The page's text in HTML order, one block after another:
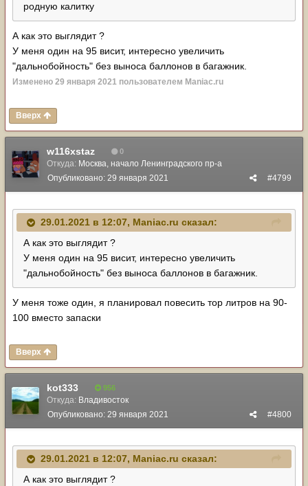
родную калитку
А как это выглядит ?
У меня один на 95 висит, интересно увеличить
"дальнобойность" без выноса баллонов в багажник.
Изменено 29 января 2021 пользователем Maniac.ru
Вверх
w116xstaz 0
Откуда: Москва, начало Ленинградского пр-а
#4799
Опубликовано: 29 января 2021
29.01.2021 в 12:07, Maniac.ru сказал:
А как это выглядит ?
У меня один на 95 висит, интересно увеличить
"дальнобойность" без выноса баллонов в багажник.
У меня тоже один, я планировал повесить тор литров на 90-
100 вместо запаски
Вверх
kot333 956
Откуда: Владивосток
#4800
Опубликовано: 29 января 2021
29.01.2021 в 12:07, Maniac.ru сказал:
А как это выглядит ?